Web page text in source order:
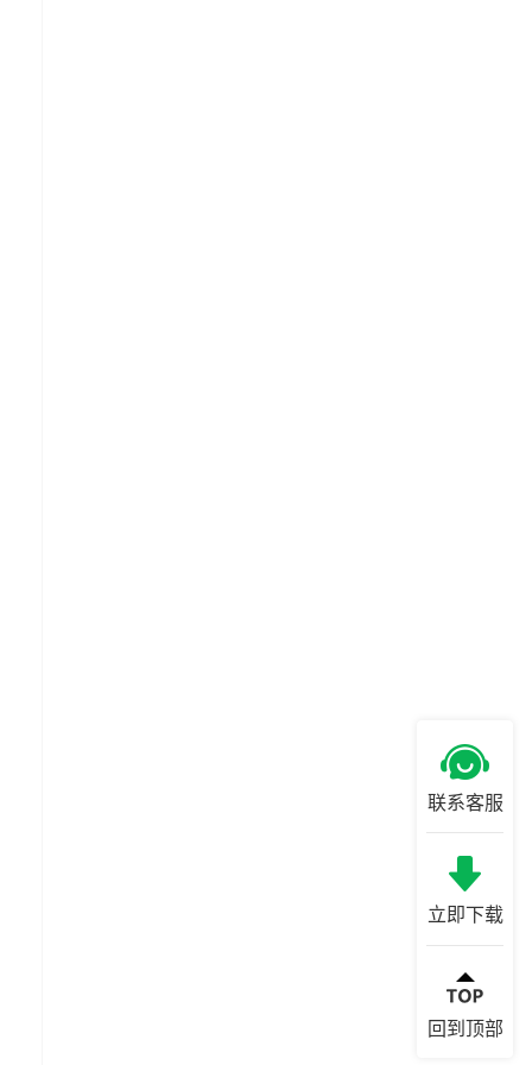
联系客服
立即下载
回到顶部